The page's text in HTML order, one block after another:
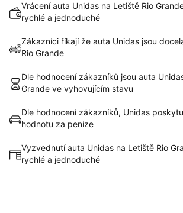
Vrácení auta Unidas na Letiště Rio
rychlé a jednoduché
Zákazníci říkají že auta Unidas jsou
Rio Grande
Dle hodnocení zákazníků jsou auta
Grande ve vyhovujícím stavu
Dle hodnocení zákazníků, Unidas
hodnotu za peníze
Vyzvednutí auta Unidas na Letiště Rio
rychlé a jednoduché